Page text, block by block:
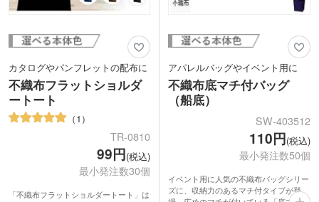
カタログやパンフレットの配布に
不織布フラットショルダ
ートート
1
TR-0810
99円(税込)
最小発注数30個
「不織布フラットショルダートート」は
アパレルバッグやイベント用に
不織布底マチ付バッグ
（船底）
SW-403512
110円(税込)
最小発注数50個
イベント用に人気の不織布バッグシリー
ズに、収納力のあるマチ付タイプが登